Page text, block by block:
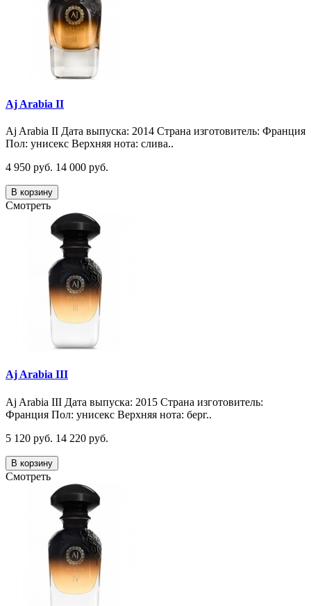
Aj Arabia II
Aj Arabia II Дата выпуска: 2014 Страна изготовитель: Франция
Пол: унисекс Верхняя нота: слива..
4 950 руб. 14 000 руб.
В корзину
Смотреть
Aj Arabia III
Aj Arabia III Дата выпуска: 2015 Страна изготовитель:
Франция Пол: унисекс Верхняя нота: берг..
5 120 руб. 14 220 руб.
В корзину
Смотреть